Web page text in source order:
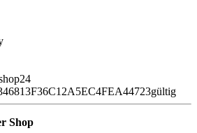
gültig
Shop